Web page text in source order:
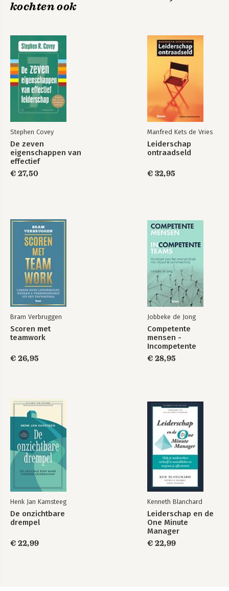
kochten ook
Stephen Covey
De zeven
eigenschappen van
effectief
leiderschap
€ 27,50
Manfred Kets de Vries
Leiderschap
ontraadseld
€ 32,95
Bram Verbruggen
Scoren met
teamwork
€ 26,95
Jobbeke de Jong
Competente
mensen -
Incompetente
teams
€ 28,95
Henk Jan Kamsteeg
De onzichtbare
drempel
€ 22,99
Kenneth Blanchard
Leiderschap en de
One Minute
Manager
€ 22,99